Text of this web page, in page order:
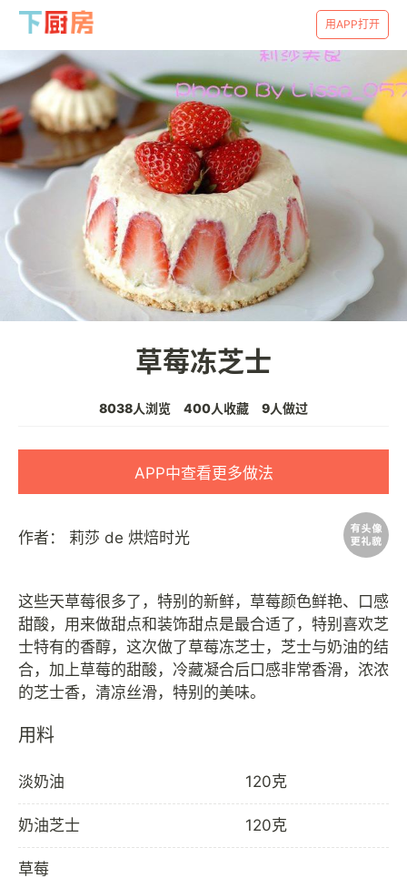
用APP打开
草莓冻芝士
8038人浏览 400人收藏 9人做过
APP中查看更多做法
作者： 莉莎 de 烘焙时光
这些天草莓很多了，特别的新鲜，草莓颜色鲜艳、口感
甜酸，用来做甜点和装饰甜点是最合适了，特别喜欢芝
士特有的香醇，这次做了草莓冻芝士，芝士与奶油的结
合，加上草莓的甜酸，冷藏凝合后口感非常香滑，浓浓
用料
淡奶油 120克
奶油芝士 120克
草莓